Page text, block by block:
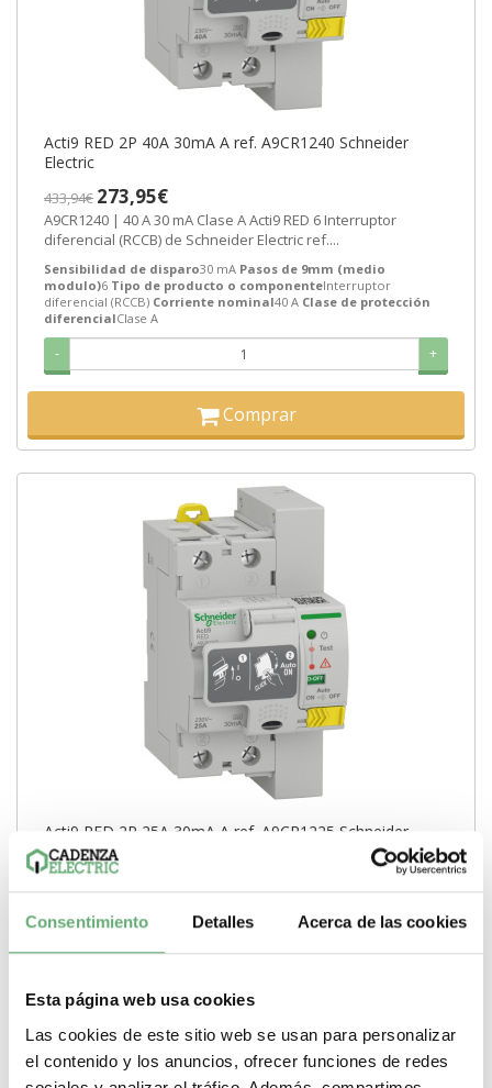
Consentimiento Detalles Acerca de las cookies
Esta página web usa cookies
Las cookies de este sitio web se usan para personalizar
el contenido y los anuncios, ofrecer funciones de redes
Acti9 RED 2P 40A 30mA A ref. A9CR1240 Schneider
Electric
433,94€ 273,95€
A9CR1240 | 40 A 30 mA Clase A Acti9 RED 6 Interruptor
diferencial (RCCB) de Schneider Electric ref....
Sensibilidad de disparo30 mA Pasos de 9mm (medio
modulo)6 Tipo de producto o componenteInterruptor
diferencial (RCCB) Corriente nominal40 A Clase de protección
diferencialClase A
- +
Comprar
Acti9 RED 2P 25A 30mA A ref. A9CR1225 Schneider
Electric
413,29€260,91€
diferencial (RCCB) de Schneider Electric ref....
Sensibilidad de disparo30 mA Pasos de 9mm (medio
diferencial (RCCB)
Corriente nominal
diferencialClase A
- +